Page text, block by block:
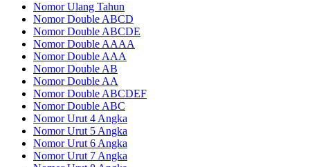
Nomor Ulang Tahun
Nomor Double ABCD
Nomor Double ABCDE
Nomor Double AAAA
Nomor Double AAA
Nomor Double AB
Nomor Double AA
Nomor Double ABCDEF
Nomor Double ABC
Nomor Urut 4 Angka
Nomor Urut 5 Angka
Nomor Urut 6 Angka
Nomor Urut 7 Angka